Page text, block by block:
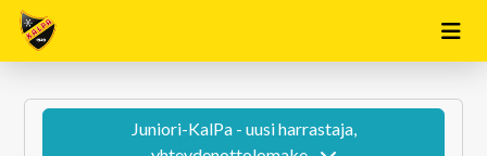
Juniori-KalPa - uusi harrastaja,